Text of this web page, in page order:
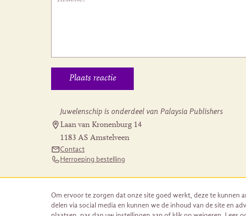
Juwelenschip is onderdeel van Palaysia Publishers
Laan van Kronenburg 14
1183 AS Amstelveen
Contact
Herroeping bestelling
Om ervoor te zorgen dat onze site goed werkt, deze te kunnen
delen via social media en kunnen we de inhoud van de site en